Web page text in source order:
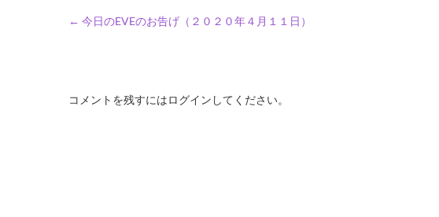
← 今日のEVEのお告げ（２０２０年４月１１日）
コメントを残すにはログインしてください。